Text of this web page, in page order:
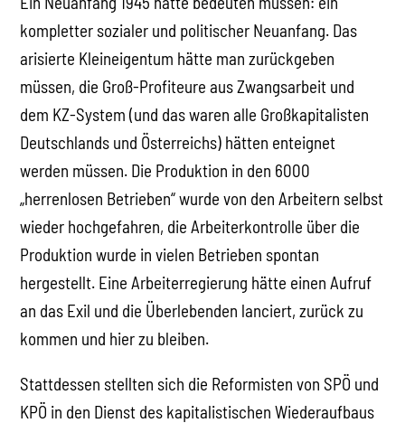
kompletter sozialer und politischer Neuanfang. Das
arisierte Kleineigentum hätte man zurückgeben
müssen, die Groß-Profiteure aus Zwangsarbeit und
dem KZ-System (und das waren alle Großkapitalisten
Deutschlands und Österreichs) hätten enteignet
werden müssen. Die Produktion in den 6000
„herrenlosen Betrieben“ wurde von den Arbeitern selbst
wieder hochgefahren, die Arbeiterkontrolle über die
Produktion wurde in vielen Betrieben spontan
hergestellt. Eine Arbeiterregierung hätte einen Aufruf
an das Exil und die Überlebenden lanciert, zurück zu
kommen und hier zu bleiben.
Stattdessen stellten sich die Reformisten von SPÖ und
KPÖ in den Dienst des kapitalistischen Wiederaufbaus